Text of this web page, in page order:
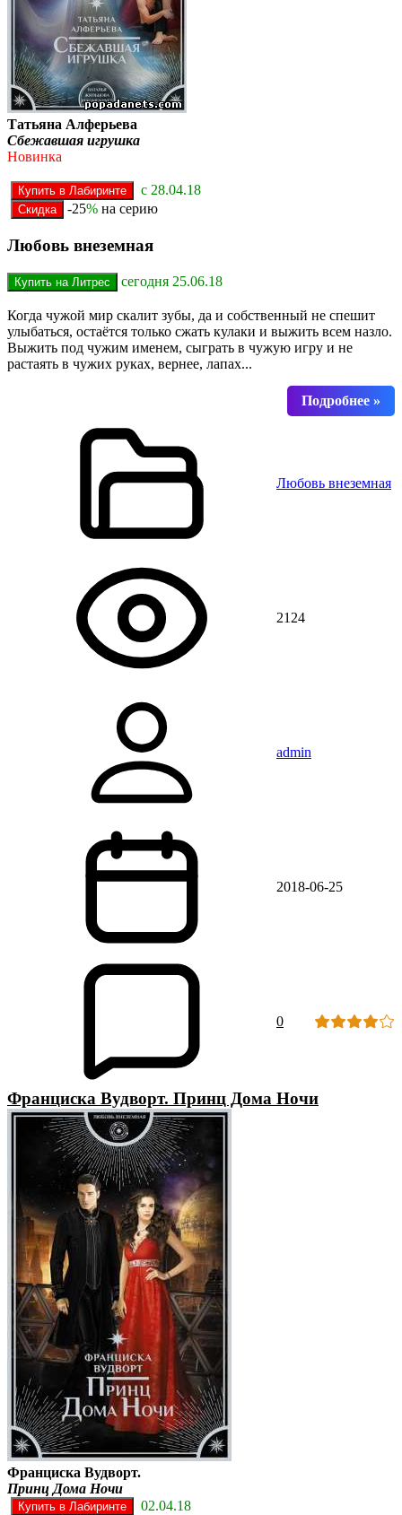
Татьяна Алферьева
Сбежавшая игрушка
Новинка
с 28.04.18
-25% на серию
Любовь внеземная
сегодня 25.06.18
Когда чужой мир скалит зубы, да и собственный не спешит
улыбаться, остаётся только сжать кулаки и выжить всем назло.
Выжить под чужим именем, сыграть в чужую игру и не
растаять в чужих руках, вернее, лапах...
Любовь внеземная
2124
admin
2018-06-25
0
Франциска Вудворт. Принц Дома Ночи
Франциска Вудворт.
Принц Дома Ночи
02.04.18